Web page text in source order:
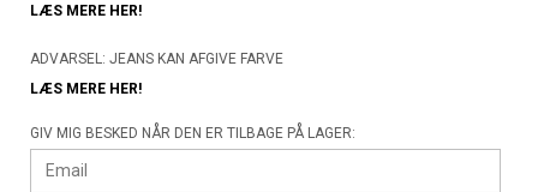
LÆS MERE HER!
ADVARSEL: JEANS KAN AFGIVE FARVE
LÆS MERE HER!
GIV MIG BESKED NÅR DEN ER TILBAGE PÅ LAGER: